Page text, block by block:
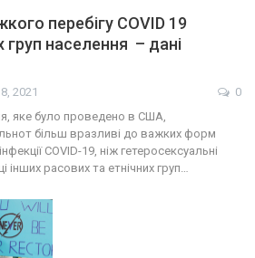
перебігу СOVID 19
груп населення – дані
2021
0
яке було проведено в США,
більш вразливі до важких форм
COVID-19, ніж гетеросексуальні
інших расових та етнічних груп…